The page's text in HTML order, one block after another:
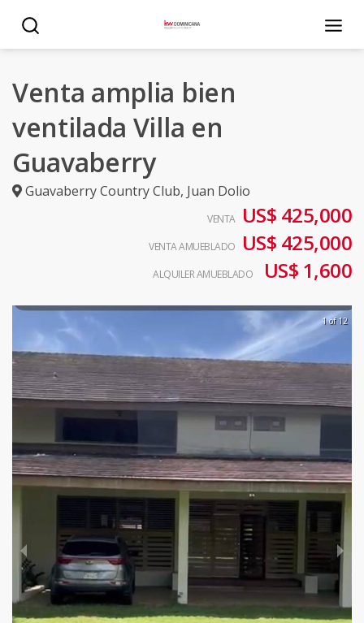
Venta amplia bien
ventilada Villa en
Guavaberry
Guavaberry Country Club, Juan Dolio
VENTA US$ 425,000
VENTA AMUEBLADO US$ 425,000
ALQUILER AMUEBLADO US$ 1,600
1 of 12